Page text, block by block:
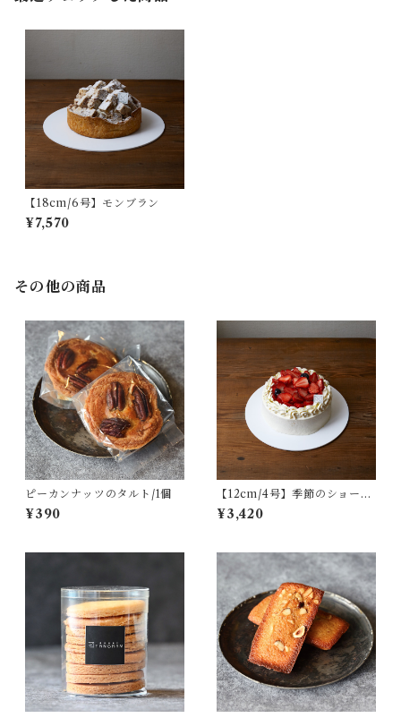
【18cm/6号】モンブラン
¥7,570
その他の商品
ピーカンナッツのタルト/1個
¥390
【12cm/4号】季節のショート
ケーキ
¥3,420